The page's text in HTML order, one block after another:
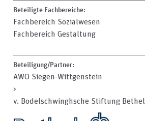
Beteiligte Fachbereiche:
Fachbereich Sozialwesen
Fachbereich Gestaltung
Beteiligung/Partner:
AWO Siegen-Wittgenstein
>
v. Bodelschwinghsche Stiftung Bethel